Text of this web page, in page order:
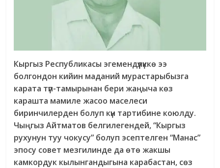
Кыргыз Республикасы эгемендүүлүккө ээ
болгондон кийин маданий мурастарыбызга
карата түп-тамырынан бери жаңыча көз
карашта мамиле жасоо маселеси
биринчилерден болуп күн тартибине коюлду.
Чыңгыз Айтматов белгилегендей, “Кыргыз
рухунун туу чокусу” болуп эсептелген “Манас”
эпосу совет мезгилинде да өтө жакшы
камкордук кылынгандыгына карабастан, сөз